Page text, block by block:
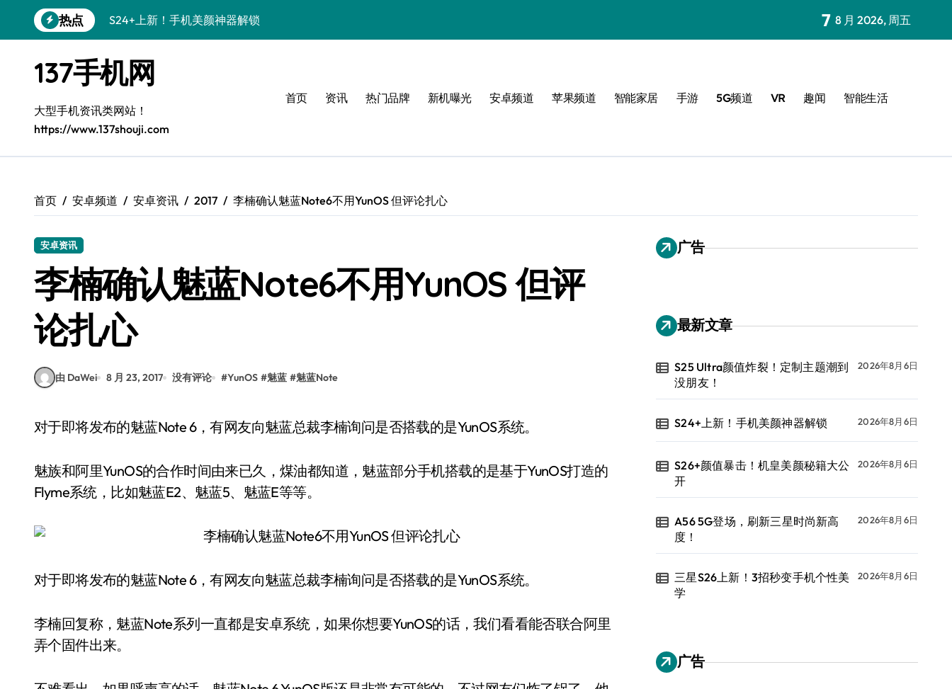
到
热点
S24+上新！手机美颜神器解锁
A56 5G登场，刷新三星时尚新高度！
三星S26上新！3招秒变手机个性美学
S25美学攻略：解锁三星个性炫彩新姿势
C55 5G潮玩秘籍：定制时尚新态度
Galaxy Z Flip6：折叠间，尽显潮流魔力！
S25 Ultra颜值炸裂！定制主题潮到没朋友！
7 8 月 2026, 周五
137手机网
大型手机资讯类网站！
https://www.137shouji.com
首页 资讯 热门品牌 新机曝光 安卓频道 苹果频道 智能家居 手游 5G频道 VR 趣闻 智能生活
首页 安卓频道 安卓资讯 2017 李楠确认魅蓝Note6不用YunOS 但评论扎心
安卓资讯
李楠确认魅蓝Note6不用YunOS 但评
论扎心
由 DaWei 8 月 23, 2017 没有评论 #YunOS #魅蓝 #魅蓝Note
对于即将发布的魅蓝Note 6，有网友向魅蓝总裁李楠询问是否搭载的是YunOS系统。
魅族和阿里YunOS的合作时间由来已久，煤油都知道，魅蓝部分手机搭载的是基于YunOS打造的
Flyme系统，比如魅蓝E2、魅蓝5、魅蓝E等等。
对于即将发布的魅蓝Note 6，有网友向魅蓝总裁李楠询问是否搭载的是YunOS系统。
李楠回复称，魅蓝Note系列一直都是安卓系统，如果你想要YunOS的话，我们看看能否联合阿里
弄个固件出来。
广告
最新文章
S25 Ultra颜值炸裂！定制主题潮到
没朋友！
2026年8月6日
S24+上新！手机美颜神器解锁 2026年8月6日
S26+颜值暴击！机皇美颜秘籍大公
开
2026年8月6日
A56 5G登场，刷新三星时尚新高
度！
2026年8月6日
三星S26上新！3招秒变手机个性美
学
2026年8月6日
广告